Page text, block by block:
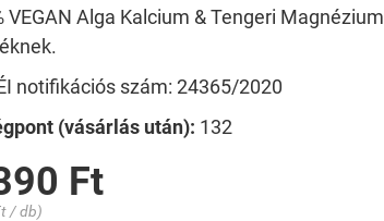
VEGAN Alga Kalcium & Tengeri Magnézium
notifikációs szám: 24365/2020
(vásárlás után): 132
Ft
/ db)